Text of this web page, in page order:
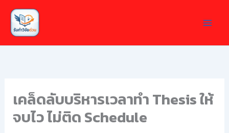
Skip
content
เคล็ดลับบริหารเวลาทำ Thesis ให้
จบไว ไม่ติด Schedule